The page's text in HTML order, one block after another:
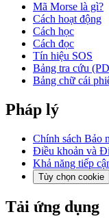
Mã Morse là gì?
Cách hoạt động
Cách học
Cách đọc
Tín hiệu SOS
Bảng tra cứu
Bảng chữ cái
Pháp lý
Chính sách Bảo
Điều khoản và
Khả năng tiếp
Tùy chọn cookie
Tải ứng dụng